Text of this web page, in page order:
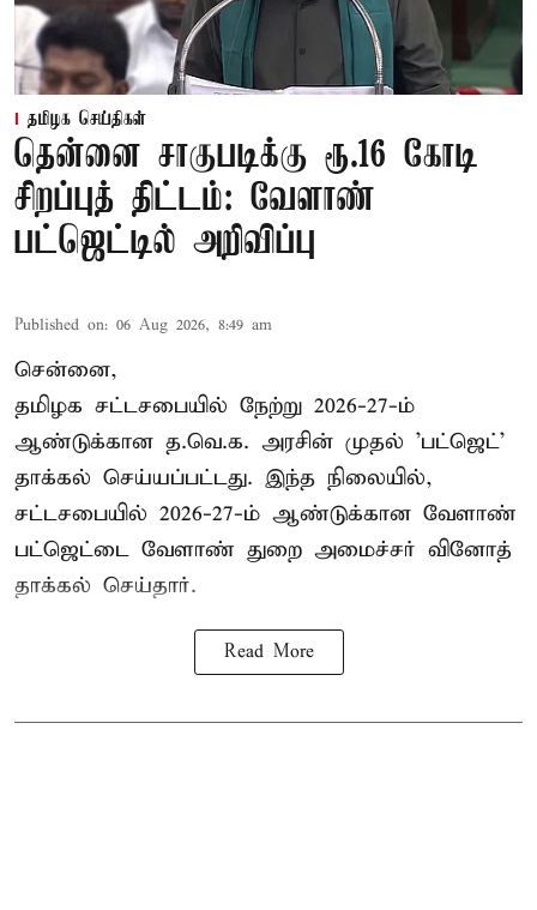
தமிழக செய்திகள்
தென்னை சாகுபடிக்கு ரூ.16 கோடி
சிறப்புத் திட்டம்: வேளாண்
பட்ஜெட்டில் அறிவிப்பு
Published on: 06 Aug 2026, 8:49 am
சென்னை,
தமிழக சட்டசபையில் நேற்று 2026-27-ம்
ஆண்டுக்கான த.வெ.க. அரசின் முதல் 'பட்ஜெட்'
தாக்கல் செய்யப்பட்டது. இந்த நிலையில்,
சட்டசபையில் 2026-27-ம் ஆண்டுக்கான வேளாண்
பட்ஜெட்டை வேளாண் துறை அமைச்சர் வினோத்
தாக்கல் செய்தார்.
Read More